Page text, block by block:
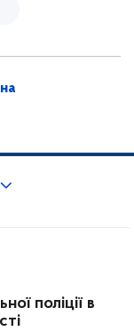
поліції в